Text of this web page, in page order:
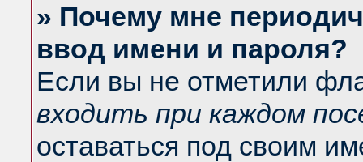
» Почему мне
ввод имени и пароля?
Если вы не отметили
входить при каждом
оставаться под своим